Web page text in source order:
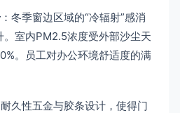
：冬季窗边区域的“冷辐射”感消
室内PM2.5浓度受外部沙尘天
。员工对办公环境舒适度的满
耐久性五金与胶条设计，使得门